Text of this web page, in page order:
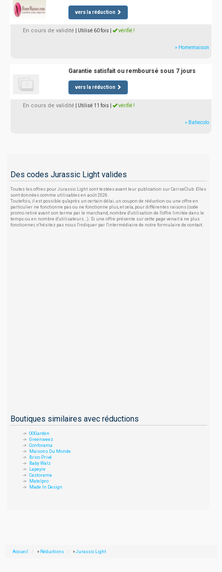
vers la réduction
En cours de validité | Utilisé 60 fois vérifié !
» Homemaison
Garantie satisfait ou remboursé sous 7 jours
vers la réduction
En cours de validité | Utilisé 11 fois vérifié !
» Batiecolo
Des codes Jurassic Light valides
Toutes les offres pour Jurassic Light sont testées avant leur publication sur CeriseClub. Elles
sont données comme utilisables en août 2026.
Toutefois, il est possible qu'après un certain délai, un coupon de réduction ou une offre en
particulier ne fonctionne pas ou ne fonctionne plus, et cela, pour différentes raisons (code
promo retiré avant son terme par le marchand, nombre d'utilisation de l'offre limitée dans le
temps ou en nombre d'utilisateurs...). Si une offre présente sur cette page venait à ne plus
fonctionner, n'hésitez pas nous l'indiquer par l'intermédiaire de notre formulaire de contact.
Boutiques similaires avec réductions
OOGarden
Greenweez
Conforama
Maisons Du Monde
Brico Privé
Baby Walz
Lapeyre
Castorama
Matelpro
Made In Design
Accueil » Réductions » Jurassic Light